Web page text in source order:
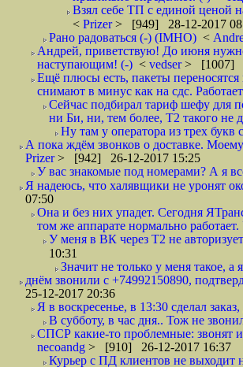
Взял себе ТП с единой ценой
< Prizer> [949] 28-12-2017
Рано радоваться (-) (IMHO) <
Андрей, приветствую! До июня
наступающим! (-) < vedser> [1007]
Ещё плюсы есть, пакеты
снимают в минус как на сдс.
Сейчас подбирал тариф шефу для
ни Би, ни, тем более, Т2 такого не
Ну там у оператора из трех букв
А пока ждём звонков о доставке.
Prizer> [942] 26-12-2017 15:25
У вас знакомые под номерами? А я
Я надеюсь, что халявщики не уронят
07:50
Она и без них упадет. Сегодня
том же аппарате нормально
У меня в ВК через Т2 не
10:31
Значит не только у меня такое, а
днём звонили с +74992150890,
25-12-2017 20:36
Я в воскресенье, в 13:30 сделал
В субботу, в час дня.. Тож не
СПСР какие-то проблемные: звонят
necoandg > [910] 26-12-2017 16:37
Курьер с ПД клиентов не выходит